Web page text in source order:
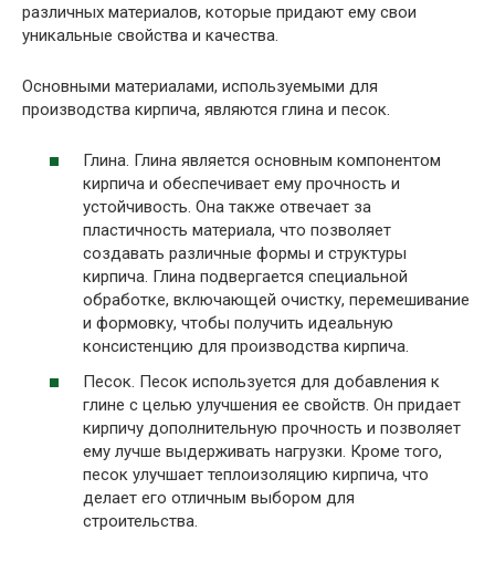
различных материалов, которые придают ему свои
уникальные свойства и качества.
Основными материалами, используемыми для
производства кирпича, являются глина и песок.
Глина. Глина является основным компонентом
кирпича и обеспечивает ему прочность и
устойчивость. Она также отвечает за
пластичность материала, что позволяет
создавать различные формы и структуры
кирпича. Глина подвергается специальной
обработке, включающей очистку, перемешивание
и формовку, чтобы получить идеальную
консистенцию для производства кирпича.
Песок. Песок используется для добавления к
глине с целью улучшения ее свойств. Он придает
кирпичу дополнительную прочность и позволяет
ему лучше выдерживать нагрузки. Кроме того,
песок улучшает теплоизоляцию кирпича, что
делает его отличным выбором для
строительства.